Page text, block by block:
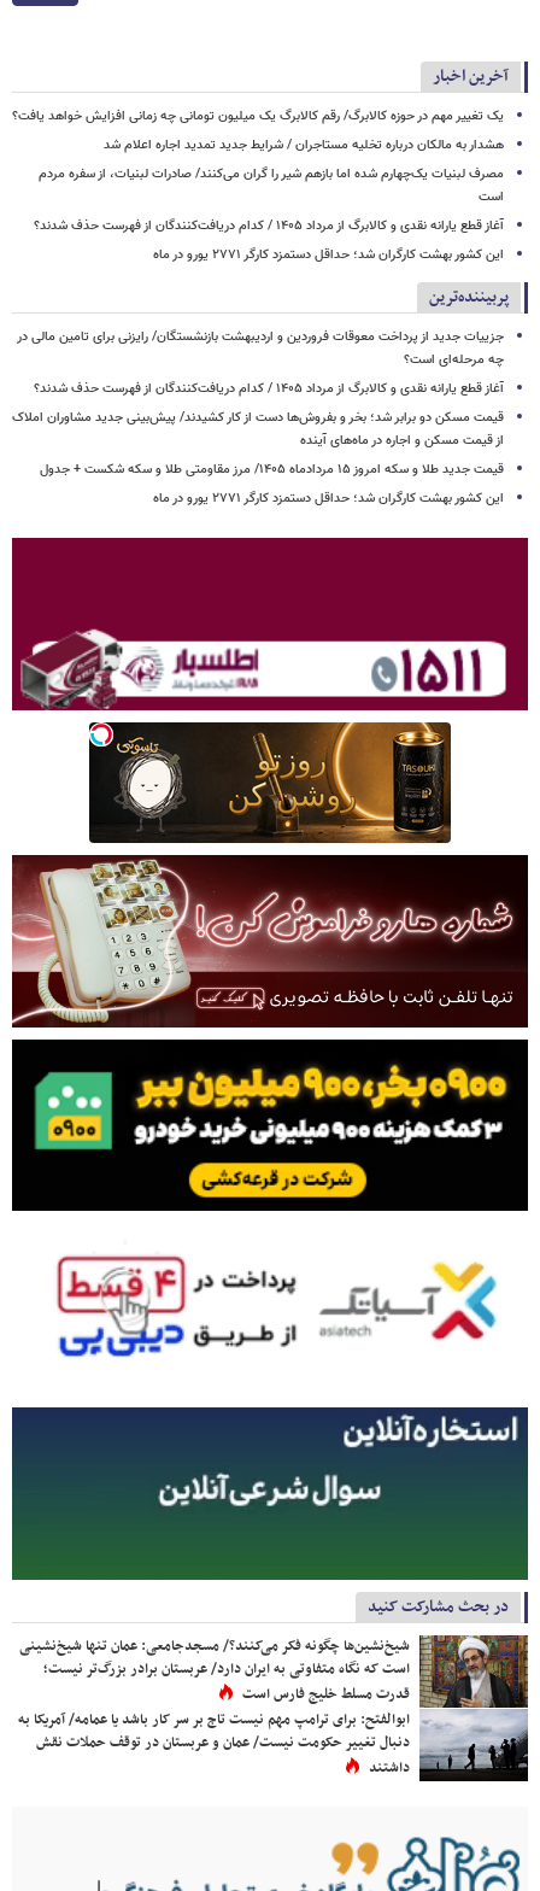
آخرین اخبار
یک تغییر مهم در حوزه کالابرگ/ رقم کالابرگ یک میلیون تومانی چه زمانی افزایش خواهد یافت؟
هشدار به مالکان درباره تخلیه مستاجران / شرایط جدید تمدید اجاره اعلام شد
مصرف لبنیات یک‌چهارم شده اما بازهم شیر را گران می‌کنند/ صادرات لبنیات، از سفره مردم
است
آغاز قطع یارانه نقدی و کالابرگ از مرداد ۱۴۰۵ / کدام دریافت‌کنندگان از فهرست حذف شدند؟
این کشور بهشت کارگران شد؛ حداقل دستمزد کارگر ۲۷۷۱ یورو در ماه
پربیننده‌ترین
جزییات جدید از پرداخت معوقات فروردین و اردیبهشت بازنشستگان/ رایزنی برای تامین مالی در
چه مرحله‌ای است؟
آغاز قطع یارانه نقدی و کالابرگ از مرداد ۱۴۰۵ / کدام دریافت‌کنندگان از فهرست حذف شدند؟
قیمت مسکن دو برابر شد؛ بخر و بفروش‌ها دست از کار کشیدند/ پیش‌بینی جدید مشاوران املاک
از قیمت مسکن و اجاره‌ در ماه‌های آینده
قیمت جدید طلا و سکه امروز ۱۵ مردادماه ۱۴۰۵/ مرز مقاومتی طلا و سکه شکست + جدول
این کشور بهشت کارگران شد؛ حداقل دستمزد کارگر ۲۷۷۱ یورو در ماه
در بحث مشارکت کنید
شیخ‌نشین‌ها چگونه فکر می‌کنند؟/ مسجدجامعی: عمان تنها شیخ‌نشینی
است که نگاه متفاوتی به ایران دارد/ عربستان برادر بزرگ‌تر نیست؛
قدرت مسلط خلیج فارس است
ابوالفتح: برای ترامپ مهم نیست تاج بر سر کار باشد یا عمامه/ آمریکا به
دنبال تغییر حکومت نیست/ عمان و عربستان در توقف حملات نقش
داشتند